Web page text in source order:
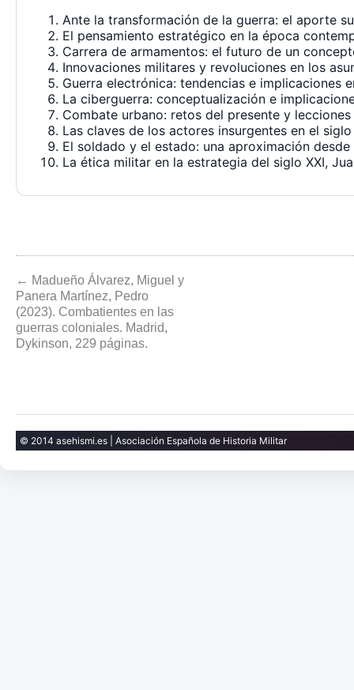
Ante la transformación de la guerra: el aporte
El pensamiento estratégico en la época
Carrera de armamentos: el futuro de un
Innovaciones militares y revoluciones en los
Guerra electrónica: tendencias e implicaciones
La ciberguerra: conceptualización e
Combate urbano: retos del presente y
Las claves de los actores insurgentes en el
El soldado y el estado: una aproximación
La ética militar en la estrategia del siglo XXI,
← Madueño Álvarez, Miguel y
Panera Martínez, Pedro
(2023). Combatientes en las
guerras coloniales. Madrid,
Dykinson, 229 páginas.
© 2014 asehismi.es | Asociación Española de Historia Militar